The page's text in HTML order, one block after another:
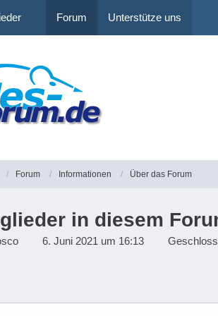
Forum Unterstütze uns
Forum Informationen Über das Forum
in diesem
6. Juni 2021 um 16:13